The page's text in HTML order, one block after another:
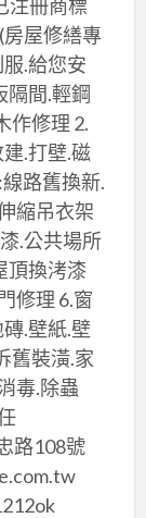
注冊商標
屋修繕專
.給您安
隔間.輕鋼
作修理 2.
.打壁.磁
路舊換新.
縮吊衣架
.公共場所
頂換洘漆
修理 6.窗
.壁紙.壁
舊裝潢.家
毒.除蟲
路108號